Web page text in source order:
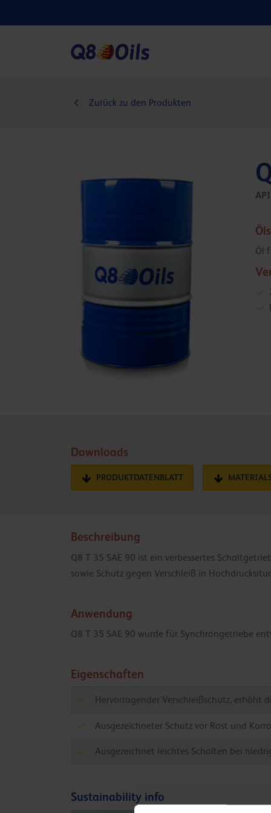
Zurück zu den Produkten
Öl
Downloads
PRODUKTDATENBLATT
Beschreibung
Q8 T 35 SAE 90 ist ein verbessertes
sowie Schutz gegen Verschleiß in
Anwendung
Q8 T 35 SAE 90 wurde für Synchrongetriebe
Eigenschaften
Hervorragender Verschleißschutz, erhöht
Ausgezeichneter Schutz vor Rost und
Ausgezeichnet leichtes Schalten bei
Sustainability info